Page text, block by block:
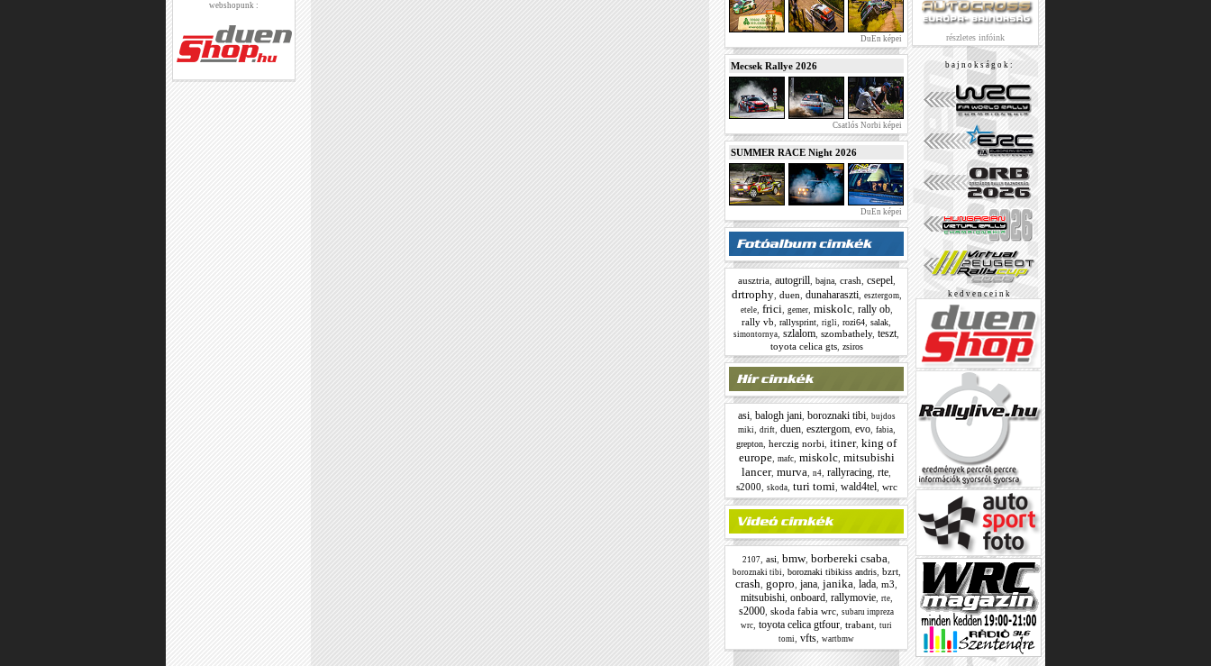
webshopunk :
DuEn képei
Mecsek Rallye 2026
Csatlós Norbi képei
SUMMER RACE Night 2026
DuEn képei
ausztria, autogrill bajna, crash csepel
drtrophy, duen dunaharaszti, esztergom,
etele, frici gemer, miskolc, rally ob,
rally vb
rallysprint rigli rozi64 salak
simontornya szlalom szombathely, teszt
toyota celica gts, zsiros
asi, balogh jani, boroznaki tibi, bujdos
miki
drift, duen, esztergom, evo, fabia,
grepton herczig norbi itiner, king of
europe, mafc, miskolc, mitsubishi
lancer, murva n4 rallyracing rte
s2000
skoda, turi tomi wald4tel wrc
2107 asi bmw, borbereki csaba
boroznaki tibi boroznaki tibikiss andris, bzrt,
crash gopro jana janika lada m3
mitsubishi, onboard rallymovie, rte,
s2000 skoda fabia wrc subaru impreza
wrc toyota celica gtfour trabant turi
tomi vfts wartbmw
részletes infóink
b a j n o k s á g o k :
k e d v e n c e i n k